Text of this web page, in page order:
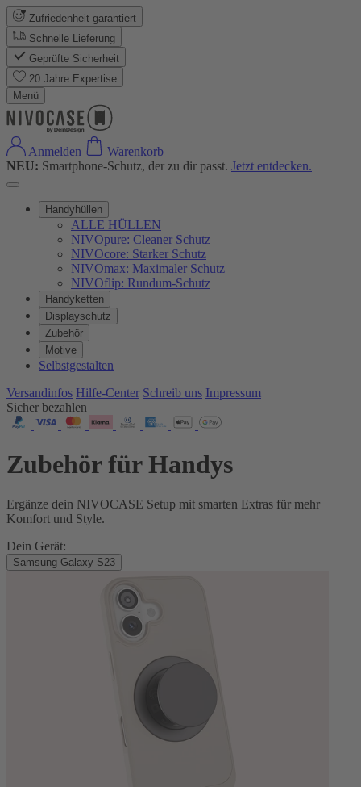
Zufriedenheit garantiert
Schnelle Lieferung
Geprüfte Sicherheit
20 Jahre Expertise
Menü
Anmelden
Warenkorb
NEU: Smartphone-Schutz, der zu dir passt. Jetzt entdecken.
Handyhüllen
ALLE HÜLLEN
NIVOpure: Cleaner Schutz
NIVOcore: Starker Schutz
NIVOmax: Maximaler Schutz
NIVOflip: Rundum-Schutz
Handyketten
Displayschutz
Zubehör
Motive
Selbstgestalten
Versandinfos Hilfe-Center Schreib uns Impressum
Sicher bezahlen
Zubehör für Handys
Ergänze dein NIVOCASE Setup mit smarten Extras für mehr
Komfort und Style.
Dein Gerät:
Samsung Galaxy S23